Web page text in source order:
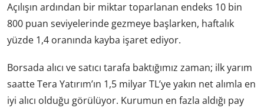
Açılışın ardından bir miktar toparlanan endeks 10 bin
800 puan seviyelerinde gezmeye başlarken, haftalık
yüzde 1,4 oranında kayba işaret ediyor.
Borsada alıcı ve satıcı tarafa baktığımız zaman; ilk yarım
saatte Tera Yatırım’ın 1,5 milyar TL’ye yakın net alımla en
iyi alıcı olduğu görülüyor. Kurumun en fazla aldığı pay